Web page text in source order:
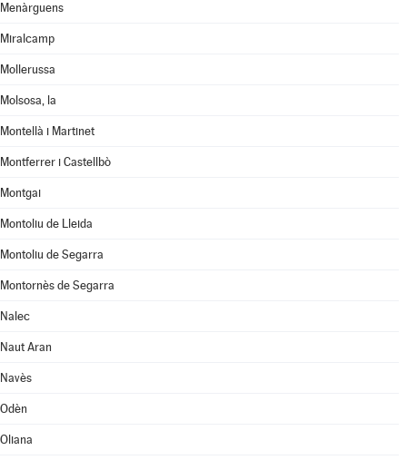
Menàrguens
Miralcamp
Mollerussa
Molsosa, la
Montellà i Martinet
Montferrer i Castellbò
Montgai
Montoliu de Lleida
Montoliu de Segarra
Montornès de Segarra
Nalec
Naut Aran
Navès
Odèn
Oliana